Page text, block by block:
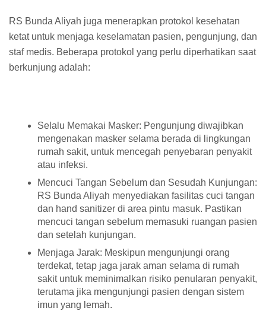
RS Bunda Aliyah juga menerapkan protokol kesehatan
ketat untuk menjaga keselamatan pasien, pengunjung, dan
staf medis. Beberapa protokol yang perlu diperhatikan saat
berkunjung adalah:
Selalu Memakai Masker: Pengunjung diwajibkan
mengenakan masker selama berada di lingkungan
rumah sakit, untuk mencegah penyebaran penyakit
atau infeksi.
Mencuci Tangan Sebelum dan Sesudah Kunjungan:
RS Bunda Aliyah menyediakan fasilitas cuci tangan
dan hand sanitizer di area pintu masuk. Pastikan
mencuci tangan sebelum memasuki ruangan pasien
dan setelah kunjungan.
Menjaga Jarak: Meskipun mengunjungi orang
terdekat, tetap jaga jarak aman selama di rumah
sakit untuk meminimalkan risiko penularan penyakit,
terutama jika mengunjungi pasien dengan sistem
imun yang lemah.